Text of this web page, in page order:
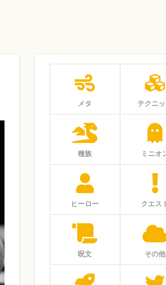
メタ テクニ
種族 ミニオ
ヒーロー クエス
呪文 その他